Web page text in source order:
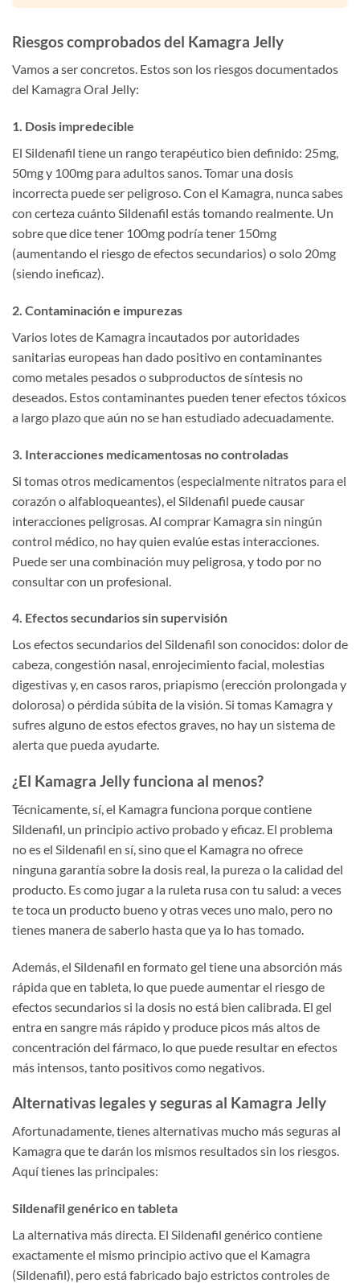
Riesgos comprobados del Kamagra Jelly
Vamos a ser concretos. Estos son los riesgos documentados
del Kamagra Oral Jelly:
1. Dosis impredecible
El Sildenafil tiene un rango terapéutico bien definido: 25mg,
50mg y 100mg para adultos sanos. Tomar una dosis
incorrecta puede ser peligroso. Con el Kamagra, nunca sabes
con certeza cuánto Sildenafil estás tomando realmente. Un
sobre que dice tener 100mg podría tener 150mg
(aumentando el riesgo de efectos secundarios) o solo 20mg
(siendo ineficaz).
2. Contaminación e impurezas
Varios lotes de Kamagra incautados por autoridades
sanitarias europeas han dado positivo en contaminantes
como metales pesados o subproductos de síntesis no
deseados. Estos contaminantes pueden tener efectos tóxicos
a largo plazo que aún no se han estudiado adecuadamente.
3. Interacciones medicamentosas no controladas
Si tomas otros medicamentos (especialmente nitratos para el
corazón o alfabloqueantes), el Sildenafil puede causar
interacciones peligrosas. Al comprar Kamagra sin ningún
control médico, no hay quien evalúe estas interacciones.
Puede ser una combinación muy peligrosa, y todo por no
consultar con un profesional.
4. Efectos secundarios sin supervisión
Los efectos secundarios del Sildenafil son conocidos: dolor de
cabeza, congestión nasal, enrojecimiento facial, molestias
digestivas y, en casos raros, priapismo (erección prolongada y
dolorosa) o pérdida súbita de la visión. Si tomas Kamagra y
sufres alguno de estos efectos graves, no hay un sistema de
alerta que pueda ayudarte.
¿El Kamagra Jelly funciona al menos?
Técnicamente, sí, el Kamagra funciona porque contiene
Sildenafil, un principio activo probado y eficaz. El problema
no es el Sildenafil en sí, sino que el Kamagra no ofrece
ninguna garantía sobre la dosis real, la pureza o la calidad del
producto. Es como jugar a la ruleta rusa con tu salud: a veces
te toca un producto bueno y otras veces uno malo, pero no
tienes manera de saberlo hasta que ya lo has tomado.
Además, el Sildenafil en formato gel tiene una absorción más
rápida que en tableta, lo que puede aumentar el riesgo de
efectos secundarios si la dosis no está bien calibrada. El gel
entra en sangre más rápido y produce picos más altos de
concentración del fármaco, lo que puede resultar en efectos
más intensos, tanto positivos como negativos.
Alternativas legales y seguras al Kamagra Jelly
Afortunadamente, tienes alternativas mucho más seguras al
Kamagra que te darán los mismos resultados sin los riesgos.
Aquí tienes las principales:
Sildenafil genérico en tableta
La alternativa más directa. El Sildenafil genérico contiene
exactamente el mismo principio activo que el Kamagra
(Sildenafil), pero está fabricado bajo estrictos controles de